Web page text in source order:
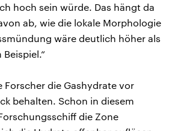
hoch sein würde. Das hängt da
ab, wie die lokale Morphologie
wäre deutlich höher als
Forscher die Gashydrate vor
behalten. Schon in diesem
die Zone